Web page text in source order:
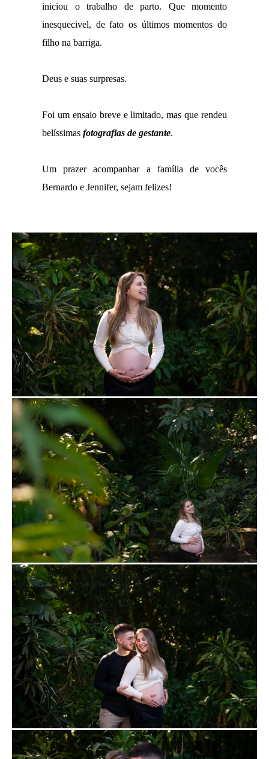
iniciou o trabalho de parto. Que momento
inesquecivel, de fato os últimos momentos do
filho na barriga.
Deus e suas surpresas.
Foi um ensaio breve e limitado, mas que rendeu
belíssimas fotografias de gestante.
Um prazer acompanhar a família de vocês
Bernardo e Jennifer, sejam felizes!